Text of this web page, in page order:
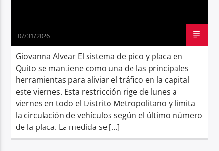
07/31/2026
Giovanna Alvear El sistema de pico y placa en
Quito se mantiene como una de las principales
herramientas para aliviar el tráfico en la capital
este viernes. Esta restricción rige de lunes a
viernes en todo el Distrito Metropolitano y limita
la circulación de vehículos según el último número
de la placa. La medida se […]